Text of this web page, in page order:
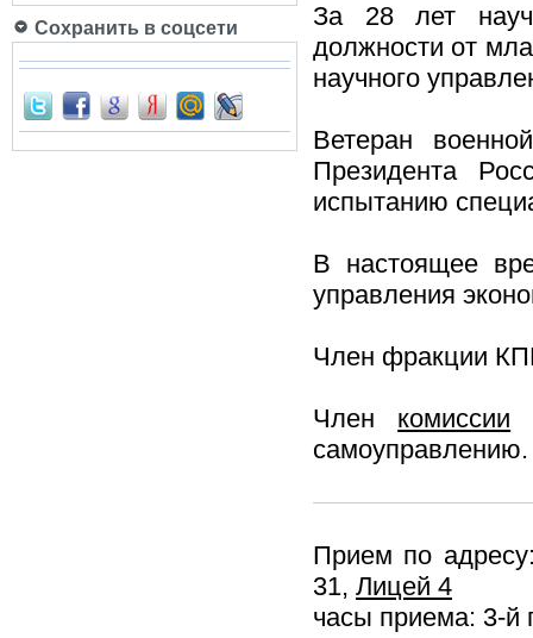
Сохранить в соцсети
За 28 лет
должности от
научного
Ветеран
Президента
испытанию
В настоящее
управления
Член фракции
Член комиссии
самоуправлению.
Прием по
31, Лицей 4
часы приема: 3-й